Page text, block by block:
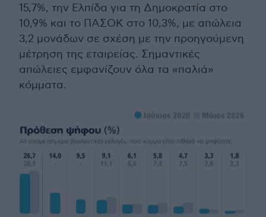
15,7%, την Ελπίδα για τη Δημοκρατία στο
10,9% και το ΠΑΣΟΚ στο 10,3%, με απώλεια
3,2 μονάδων σε σχέση με την προηγούμενη
μέτρηση της εταιρείας. Σημαντικές
απώλειες εμφανίζουν όλα τα «παλιά»
κόμματα.